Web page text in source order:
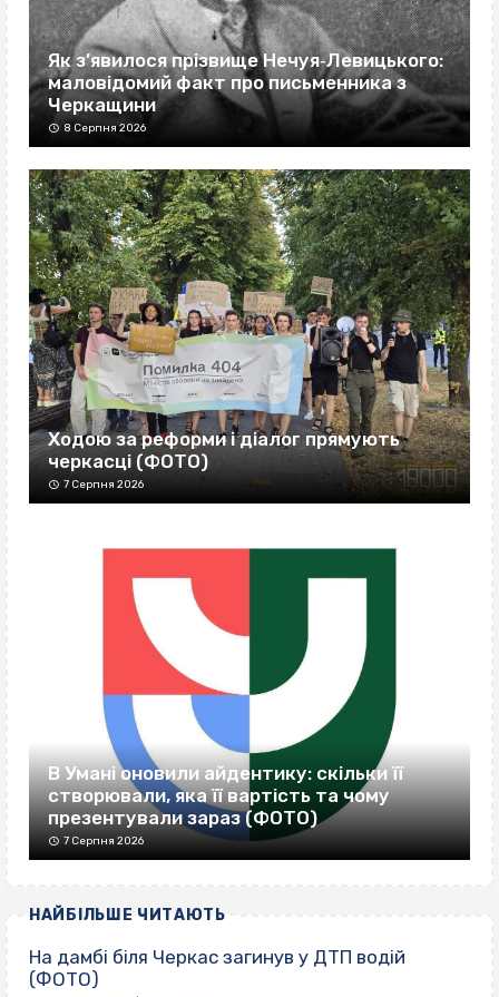
Як з’явилося прізвище Нечуя‐Левицького:
маловідомий факт про письменника з
Черкащини
8 Серпня 2026
Ходою за реформи і діалог прямують
черкасці (ФОТО)
7 Серпня 2026
В Умані оновили айдентику: скільки її
створювали, яка її вартість та чому
презентували зараз (ФОТО)
7 Серпня 2026
НАЙБІЛЬШЕ ЧИТАЮТЬ
На дамбі біля Черкас загинув у ДТП водій
(ФОТО)